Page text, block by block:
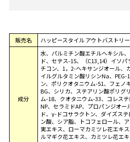
販売名 ハッピースタイル アウトバストリ
成分
水、パルミチン酸エチルヘキシル
ド、セテス-15、（C13,14）イソ
チコン、1，2-ヘキサンジオール、
イルグルタミン酸リシンNa、
ン、ポリクオタニウム-51、フェノ
BG、シリカ、ステアリン酸ポリグ
ム-18、クオタニウム-33、コレス
NP、セラミドAP、プロパンジオー
ド、γ-ドコサラクトン、ダイズス
ン酸、シア脂、トコフェロール、
実エキス、ローマカミツレ花エキ
ルマギク花エキス、カミツレ花エ